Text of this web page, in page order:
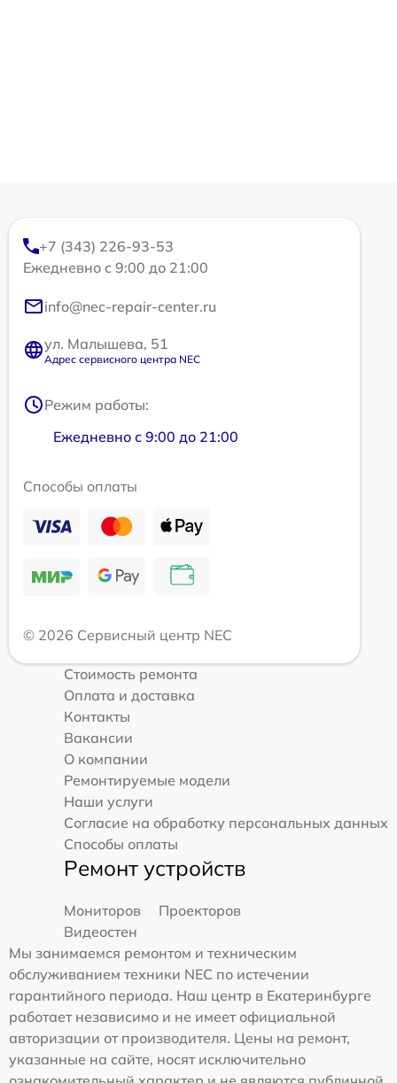
+7 (343) 226-93-53
Ежедневно с 9:00 до 21:00
info@nec-repair-center.ru
ул. Малышева, 51
Адрес сервисного центра NEC
Режим работы:
Ежедневно с 9:00 до 21:00
Способы оплаты
© 2026 Сервисный центр NEC
Стоимость ремонта
Оплата и доставка
Контакты
Вакансии
О компании
Ремонтируемые модели
Наши услуги
Согласие на обработку персональных данных
Способы оплаты
Ремонт устройств
Мониторов
Проекторов
Видеостен
Мы занимаемся ремонтом и техническим
обслуживанием техники NEC по истечении
гарантийного периода. Наш центр в Екатеринбурге
работает независимо и не имеет официальной
авторизации от производителя. Цены на ремонт,
указанные на сайте, носят исключительно